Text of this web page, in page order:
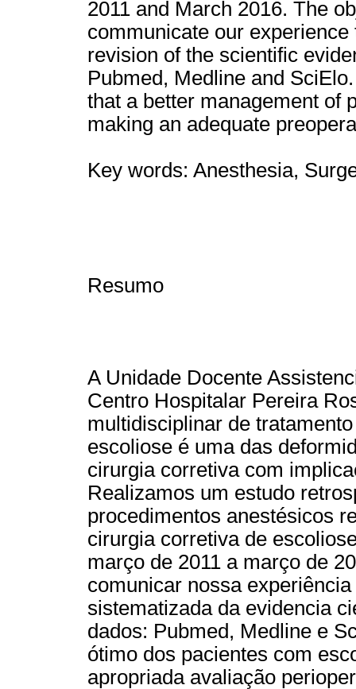
2011 and March 2016. The
communicate our
revision of the scientific
Pubmed, Medline and
that a better management of
making an adequate
Key words: Anesthesia,
Resumo
A Unidade Docente
Centro Hospitalar Pereira
multidisciplinar de
escoliose é uma das
cirurgia corretiva com
Realizamos um estudo
procedimentos anestésicos
cirurgia corretiva de
março de 2011 a março de
comunicar nossa
sistematizada da evidencia
dados: Pubmed, Medline e
ótimo dos pacientes com
apropriada avaliação